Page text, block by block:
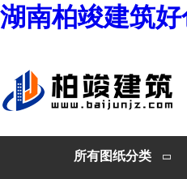
湖南柏竣建筑
所有图纸分类 